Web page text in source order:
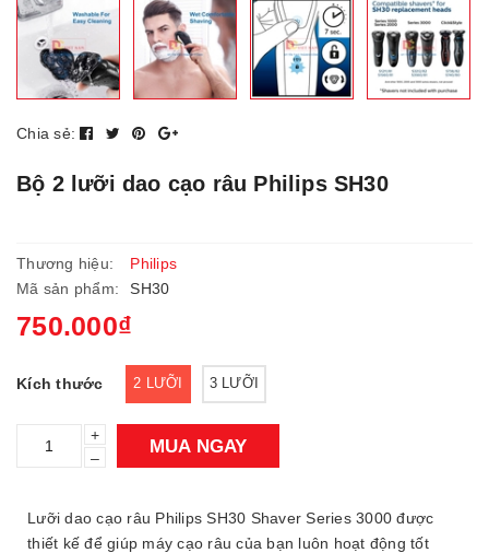
Chia sẻ:
Bộ 2 lưỡi dao cạo râu Philips SH30
Thương hiệu:
Philips
Mã sản phẩm:
SH30
750.000₫
Kích thước 2 LƯỠI 3 LƯỠI
+
–
MUA NGAY
Lưỡi dao cạo râu Philips SH30 Shaver Series 3000 được
thiết kế để giúp máy cạo râu của bạn luôn hoạt động tốt